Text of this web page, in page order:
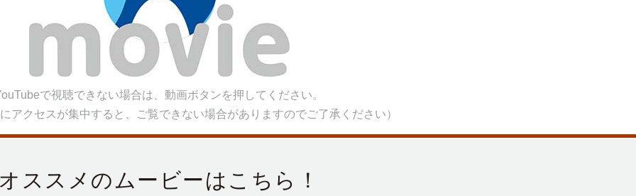
で視聴できない場合は、 動画ボタンを押してください。
アクセスが集中すると、
ご覧できない場合がありますのでご了承ください）
ススメのムービーはこちら！